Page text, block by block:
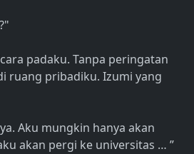
padaku. Tanpa peringatan
ruang pribadiku. Izumi yang
Aku mungkin hanya akan
akan pergi ke universitas … ”